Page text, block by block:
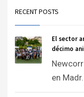
RECENT POSTS
El sector
décimo
en